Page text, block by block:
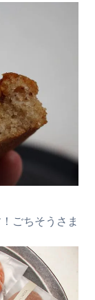
ごちそうさま